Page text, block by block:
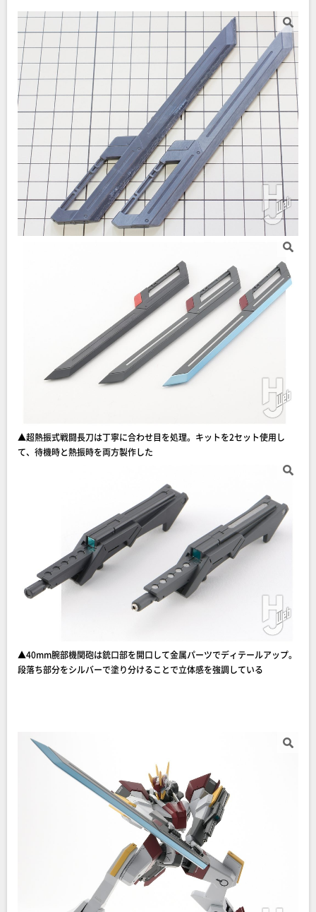
▲超熱振式戦闘長刀は丁寧に合わせ目を処理。キットを2セット使用し
て、待機時と熱振時を両方製作した
▲40mm腕部機関砲は銃口部を開口して金属パーツでディテールアップ。
段落ち部分をシルバーで塗り分けることで立体感を強調している